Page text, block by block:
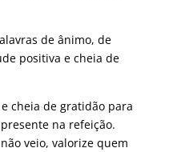
de ânimo, de
positiva e cheia de
cheia de gratidão para
na refeição.
veio, valorize quem